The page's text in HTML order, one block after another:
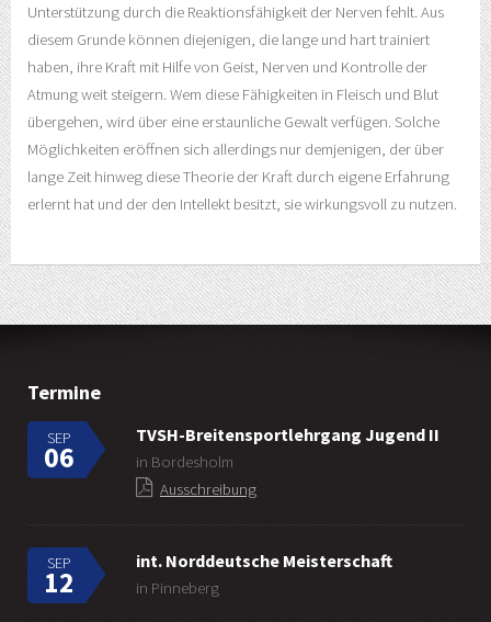
Unterstützung durch die Reaktionsfähigkeit der Nerven fehlt. Aus
diesem Grunde können diejenigen, die lange und hart trainiert
haben, ihre Kraft mit Hilfe von Geist, Nerven und Kontrolle der
Atmung weit steigern. Wem diese Fähigkeiten in Fleisch und Blut
übergehen, wird über eine erstaunliche Gewalt verfügen. Solche
Möglichkeiten eröffnen sich allerdings nur demjenigen, der über
lange Zeit hinweg diese Theorie der Kraft durch eigene Erfahrung
erlernt hat und der den Intellekt besitzt, sie wirkungsvoll zu nutzen.
Termine
SEP
06
TVSH-Breitensportlehrgang Jugend II
in Bordesholm
Ausschreibung
SEP
12
int. Norddeutsche Meisterschaft
in Pinneberg